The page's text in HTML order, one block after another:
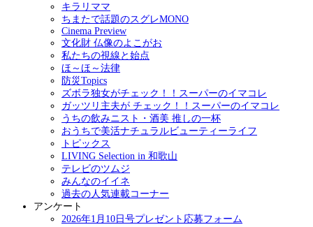
キラリママ
ちまたで話題のスグレMONO
Cinema Preview
文化財 仏像のよこがお
私たちの視線と始点
ほ～ほ～法律
防災Topics
ズボラ独女がチェック！！スーパーのイマコレ
ガッツリ主夫が チェック！！スーパーのイマコレ
うちの飲みニスト・酒美 推しの一杯
おうちで美活ナチュラルビューティーライフ
トピックス
LIVING Selection in 和歌山
テレビのツムジ
みんなのイイネ
過去の人気連載コーナー
アンケート
2026年1月10日号プレゼント応募フォーム